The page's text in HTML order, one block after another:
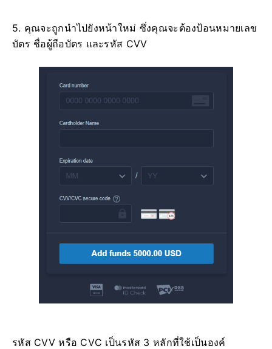
5. คุณจะถูกนำไปยังหน้าใหม่ ซึ่งคุณจะต้องป้อนหมายเลข
บัตร ชื่อผู้ถือบัตร และรหัส CVV
รหัส CVV หรือ СVС เป็นรหัส 3 หลักที่ใช้เป็นองค์